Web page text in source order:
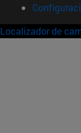
Localizador de